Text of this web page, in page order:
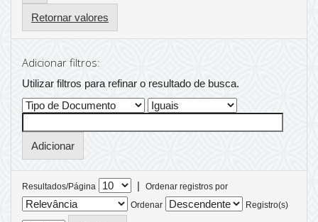
Retornar valores
Adicionar filtros:
Utilizar filtros para refinar o resultado de busca.
Resultados/Página |
Ordenar registros por
Ordenar
Registro(s)